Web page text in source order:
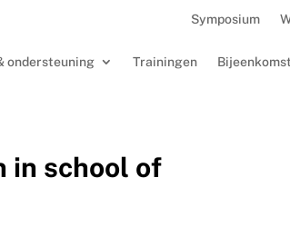
Symposium
ondersteuning Trainingen
in school of